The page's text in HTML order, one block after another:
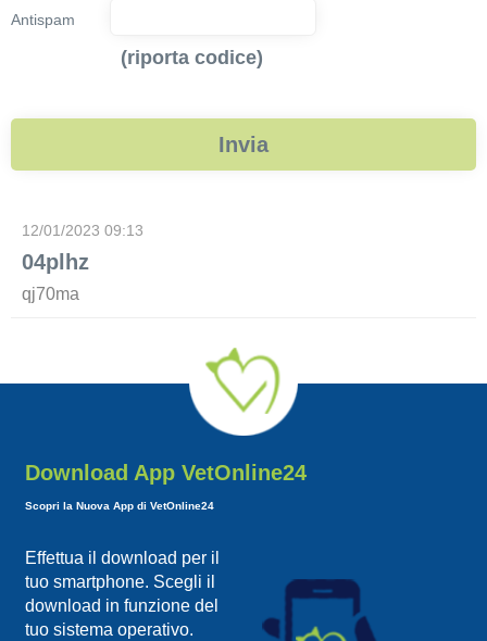
Antispam
(riporta codice)
12/01/2023 09:13
04plhz
qj70ma
Download App VetOnline24
Scopri la Nuova App di VetOnline24
Effettua il download per il
tuo smartphone. Scegli il
download in funzione del
tuo sistema operativo.